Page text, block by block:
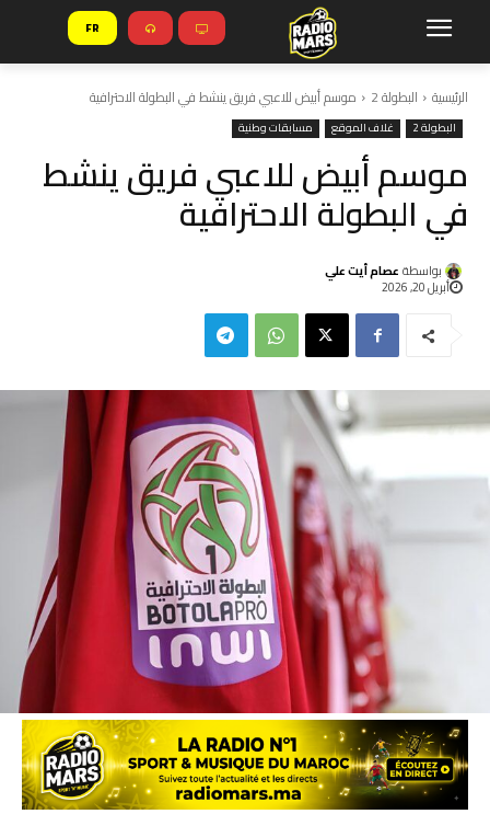
FR
الرئيسية البطولة 2 موسم أبيض للاعبي فريق ينشط في البطولة الاحترافية
البطولة 2 غلاف الموقع مسابقات وطنية
موسم أبيض للاعبي فريق ينشط
في البطولة الاحترافية
بواسطة عصام أيت علي
أبريل 20, 2026